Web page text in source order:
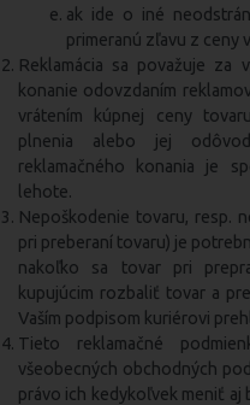
ak ide o iné
primeranú zľavu z ceny
Reklamácia sa považuje za
konanie odovzdaním
vrátením kúpnej ceny
plnenia alebo jej
reklamačného konania je
lehote.
Nepoškodenie tovaru, resp.
pri preberaní tovaru) je
nakoľko sa tovar pri
kupujúcim rozbaliť tovar a
Vaším podpisom kuriérovi
Tieto reklamačné
všeobecných obchodných
právo ich kedykoľvek meniť